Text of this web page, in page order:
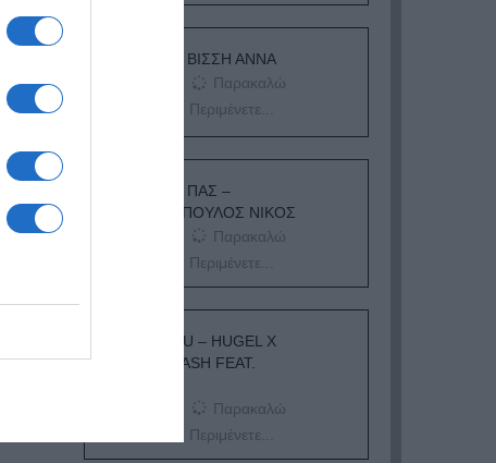
ΕΞΑΙΡΕΣΗ – ΒΙΣΣΗ ΑΝΝΑ
Παρακαλώ
Περιμένετε...
ΟΠΟΥ ΚΙ ΑΝ ΠΑΣ –
ΟΙΚΟΝΟΜΟΠΟΥΛΟΣ ΝΙΚΟΣ
Παρακαλώ
Περιμένετε...
I ADORE YOU – HUGEL X
TOPIC X ARASH FEAT.
Παρακαλώ
Περιμένετε...